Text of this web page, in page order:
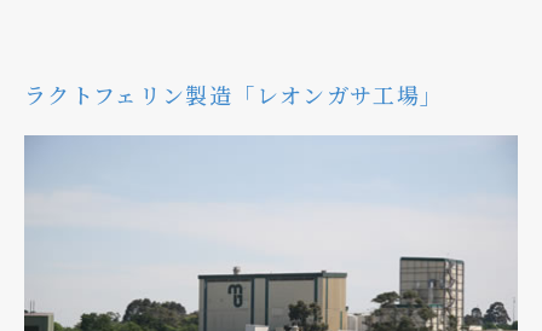
ラクトフェリン製造「レオンガサ工場」